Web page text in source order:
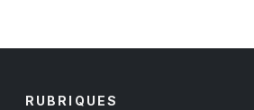
RUBRIQUES